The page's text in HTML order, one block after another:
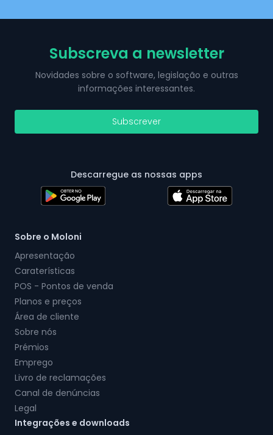
Subscreva a newsletter
Novidades sobre o software, legislação e outras
informações interessantes.
Subscrever
Descarregue as nossas apps
Sobre o Moloni
Apresentação
Caraterísticas
POS - Pontos de venda
Planos e preços
Área de cliente
Sobre nós
Prémios
Emprego
Livro de reclamações
Canal de denúncias
Legal
Integrações e downloads